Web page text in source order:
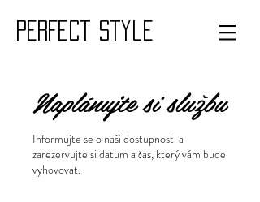
PERFECT style
Naplánujte si službu
Informujte se o naší dostupnosti a
zarezervujte si datum a čas, který vám bude
vyhovovat.